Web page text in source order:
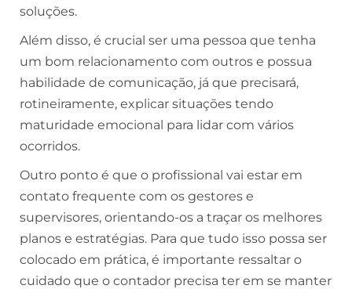
soluções.
Além disso, é crucial ser uma pessoa que tenha
um bom relacionamento com outros e possua
habilidade de comunicação, já que precisará,
rotineiramente, explicar situações tendo
maturidade emocional para lidar com vários
ocorridos.
Outro ponto é que o profissional vai estar em
contato frequente com os gestores e
supervisores, orientando-os a traçar os melhores
planos e estratégias. Para que tudo isso possa ser
colocado em prática, é importante ressaltar o
cuidado que o contador precisa ter em se manter